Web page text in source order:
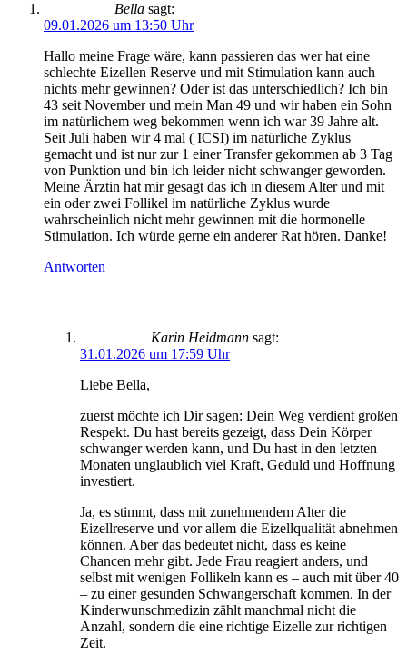
Bella sagt:
09.01.2026 um 13:50 Uhr
Hallo meine Frage wäre, kann passieren das wer hat eine
schlechte Eizellen Reserve und mit Stimulation kann auch
nichts mehr gewinnen? Oder ist das unterschiedlich? Ich bin
43 seit November und mein Man 49 und wir haben ein Sohn
im natürlichem weg bekommen wenn ich war 39 Jahre alt.
Seit Juli haben wir 4 mal ( ICSI) im natürliche Zyklus
gemacht und ist nur zur 1 einer Transfer gekommen ab 3 Tag
von Punktion und bin ich leider nicht schwanger geworden.
Meine Ärztin hat mir gesagt das ich in diesem Alter und mit
ein oder zwei Follikel im natürliche Zyklus wurde
wahrscheinlich nicht mehr gewinnen mit die hormonelle
Stimulation. Ich würde gerne ein anderer Rat hören. Danke!
Antworten
Karin Heidmann sagt:
31.01.2026 um 17:59 Uhr
Liebe Bella,
zuerst möchte ich Dir sagen: Dein Weg verdient großen
Respekt. Du hast bereits gezeigt, dass Dein Körper
schwanger werden kann, und Du hast in den letzten
Monaten unglaublich viel Kraft, Geduld und Hoffnung
investiert.
Ja, es stimmt, dass mit zunehmendem Alter die
Eizellreserve und vor allem die Eizellqualität abnehmen
können. Aber das bedeutet nicht, dass es keine
Chancen mehr gibt. Jede Frau reagiert anders, und
selbst mit wenigen Follikeln kann es – auch mit über 40
– zu einer gesunden Schwangerschaft kommen. In der
Kinderwunschmedizin zählt manchmal nicht die
Anzahl, sondern die eine richtige Eizelle zur richtigen
Zeit.